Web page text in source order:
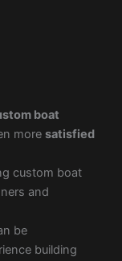
boat
more satisfied
custom boat
and
be
building